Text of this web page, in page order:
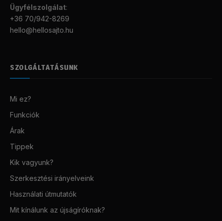
Ügyfélszolgálat:
+36 70/942-8269
hello@hellosajto.hu
SZOLGÁLTATÁSUNK
Mi ez?
Funkciók
Árak
Tippek
Kik vagyunk?
Szerkesztési irányelveink
Használati útmutatók
Mit kínálunk az újságíróknak?